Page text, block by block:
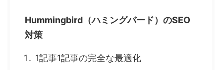
Hummingbird（ハミングバード）のSEO
対策
1記事1記事の完全な最適化